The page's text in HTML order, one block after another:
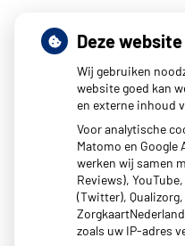
Deze
Wij gebruiken
website goed kan
en externe inhoud
Voor analytische
Matomo en Google
werken wij samen
Reviews),
(Twitter),
zoals uw IP-adres